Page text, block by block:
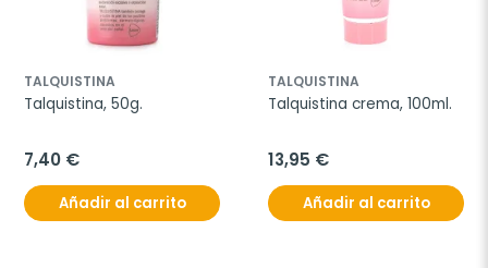
TALQUISTINA
Talquistina, 50g.
7,40 €
Añadir al carrito
TALQUISTINA
Talquistina crema, 100ml.
13,95 €
Añadir al carrito